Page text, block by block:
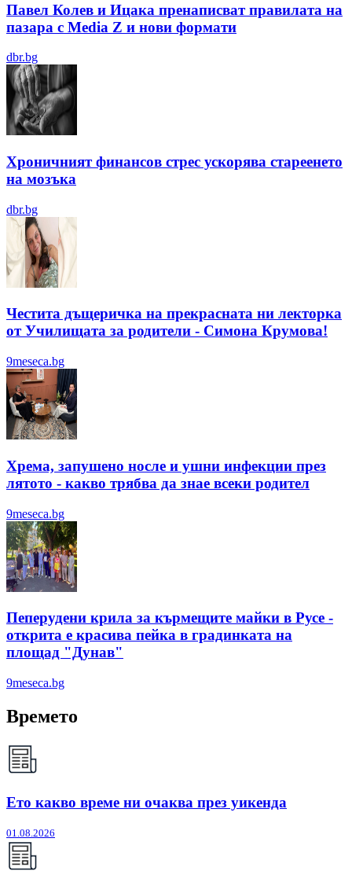
Павел Колев и Ицака пренаписват правилата на
пазара с Media Z и нови формати
dbr.bg
Хроничният финансов стрес ускорява стареенето
на мозъка
dbr.bg
Честита дъщеричка на прекрасната ни лекторка
от Училищата за родители - Симона Крумова!
9meseca.bg
Хрема, запушено носле и ушни инфекции през
лятотo - какво трябва да знае всеки родител
9meseca.bg
Пеперудени крила за кърмещите майки в Русе -
открита е красива пейка в градинката на
площад "Дунав"
9meseca.bg
Времето
Ето какво време ни очаква през уикенда
01.08.2026